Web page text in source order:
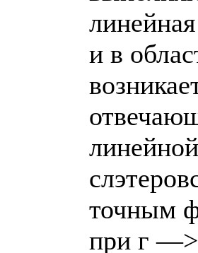
и в
точным
при г